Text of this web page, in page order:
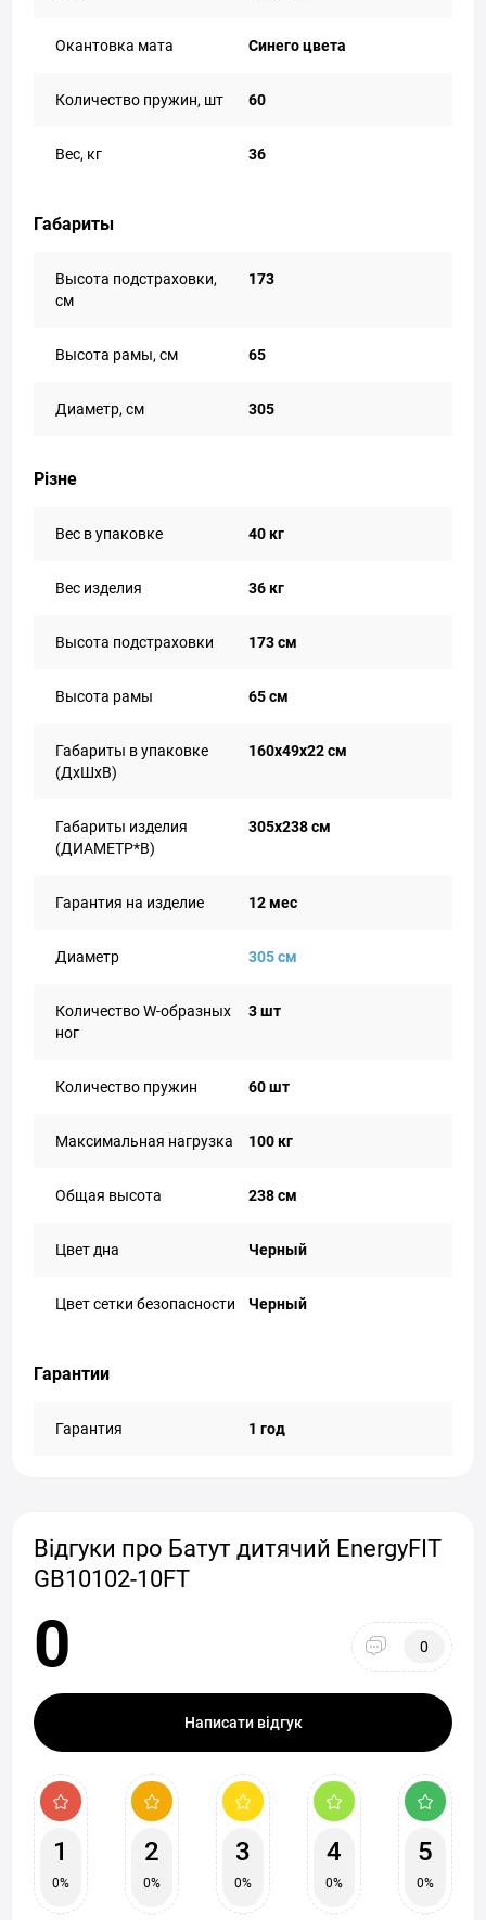
Окантовка мата Синего цвета
Количество пружин, шт 60
Вес, кг 36
Габариты
Высота подстраховки,
см
173
Высота рамы, см 65
Диаметр, см 305
Різне
Вес в упаковке 40 кг
Вес изделия 36 кг
Высота подстраховки 173 см
Высота рамы 65 см
Габариты в упаковке
(ДхШхВ)
160х49х22 см
Габариты изделия
(ДИАМЕТР*В)
305х238 см
Гарантия на изделие 12 мес
Диаметр 305 см
Количество W-образных
ног
3 шт
Количество пружин 60 шт
Максимальная нагрузка 100 кг
Общая высота 238 см
Цвет дна Черный
Цвет сетки безопасности Черный
Гарантии
Гарантия 1 год
Відгуки про Батут дитячий EnergyFIT
GB10102-10FT
0 0
Написати відгук
1
0%
2
0%
3
0%
4
0%
5
0%